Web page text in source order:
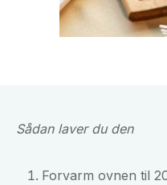
Sådan laver du den
Forvarm ovnen til